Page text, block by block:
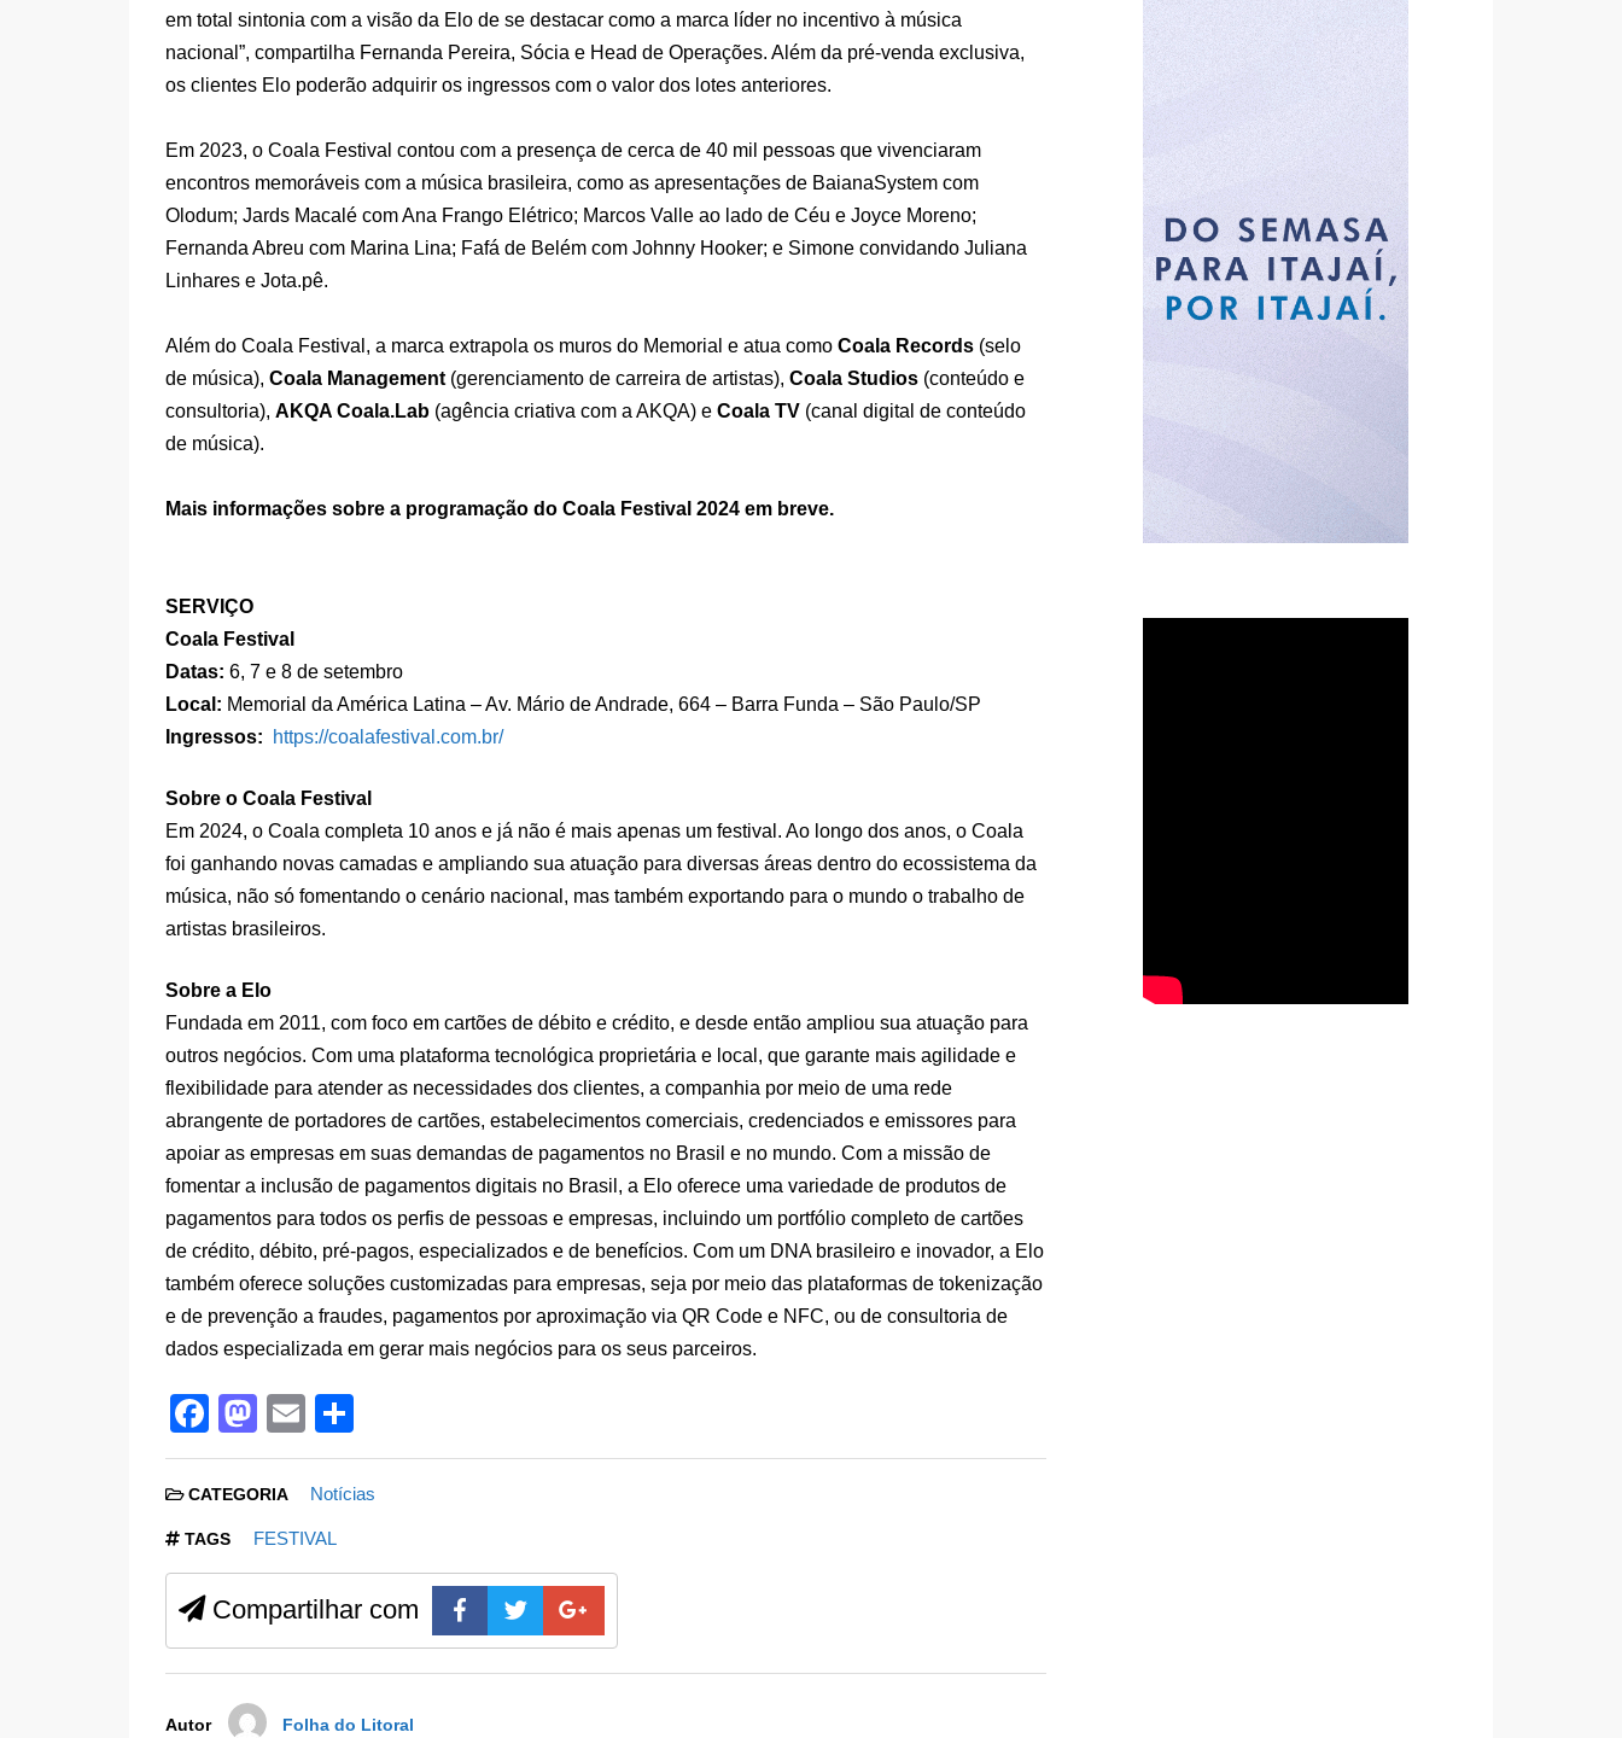
em total sintonia com a visão da Elo de se destacar como a marca líder no incentivo à música
nacional”, compartilha Fernanda Pereira, Sócia e Head de Operações. Além da pré-venda exclusiva,
os clientes Elo poderão adquirir os ingressos com o valor dos lotes anteriores.
Em 2023, o Coala Festival contou com a presença de cerca de 40 mil pessoas que vivenciaram
encontros memoráveis com a música brasileira, como as apresentações de BaianaSystem com
Olodum; Jards Macalé com Ana Frango Elétrico; Marcos Valle ao lado de Céu e Joyce Moreno;
Fernanda Abreu com Marina Lina; Fafá de Belém com Johnny Hooker; e Simone convidando Juliana
Linhares e Jota.pê.
Além do Coala Festival, a marca extrapola os muros do Memorial e atua como Coala Records (selo
de música), Coala Management (gerenciamento de carreira de artistas), Coala Studios (conteúdo e
consultoria), AKQA Coala.Lab (agência criativa com a AKQA) e Coala TV (canal digital de conteúdo
de música).
Mais informações sobre a programação do Coala Festival 2024 em breve.
SERVIÇO
Coala Festival
Datas: 6, 7 e 8 de setembro
Local: Memorial da América Latina – Av. Mário de Andrade, 664 – Barra Funda – São Paulo/SP
Ingressos:
https://coalafestival.com.br/
Sobre o Coala Festival
Em 2024, o Coala completa 10 anos e já não é mais apenas um festival. Ao longo dos anos, o Coala
foi ganhando novas camadas e ampliando sua atuação para diversas áreas dentro do ecossistema da
música, não só fomentando o cenário nacional, mas também exportando para o mundo o trabalho de
artistas brasileiros.
Sobre a Elo
Fundada em 2011, com foco em cartões de débito e crédito, e desde então ampliou sua atuação para
outros negócios. Com uma plataforma tecnológica proprietária e local, que garante mais agilidade e
flexibilidade para atender as necessidades dos clientes, a companhia por meio de uma rede
abrangente de portadores de cartões, estabelecimentos comerciais, credenciados e emissores para
apoiar as empresas em suas demandas de pagamentos no Brasil e no mundo. Com a missão de
fomentar a inclusão de pagamentos digitais no Brasil, a Elo oferece uma variedade de produtos de
pagamentos para todos os perfis de pessoas e empresas, incluindo um portfólio completo de cartões
de crédito, débito, pré-pagos, especializados e de benefícios. Com um DNA brasileiro e inovador, a Elo
também oferece soluções customizadas para empresas, seja por meio das plataformas de tokenização
e de prevenção a fraudes, pagamentos por aproximação via QR Code e NFC, ou de consultoria de
dados especializada em gerar mais negócios para os seus parceiros.
F
a
c
e
b
o
o
k
M
a
st
o
d
o
n
E
m
ail
h
ar
CATEGORIA Notícias
TAGS FESTIVAL
Compartilhar com
Autor Folha do Litoral